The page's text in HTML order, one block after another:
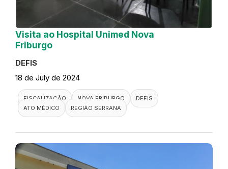
Visita ao Hospital Unimed Nova
Friburgo
DEFIS
18 de July de 2024
FISCALIZAÇÃO NOVA FRIBURGO
DEFIS
ATO MÉDICO
REGIÃO SERRANA